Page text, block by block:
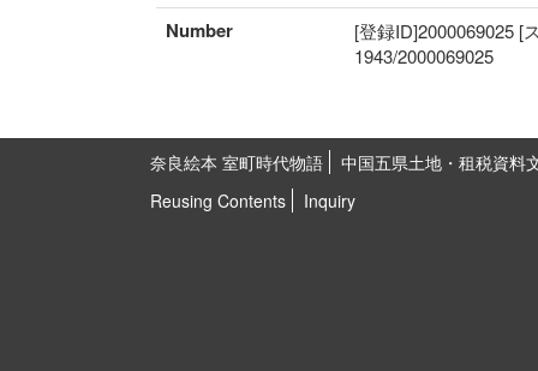
Number
[登録ID]2000069025 [
1943/2000069025
奈良絵本 室町時代物語
中国五県土地・租税資料
Reusing Contents
Inquiry